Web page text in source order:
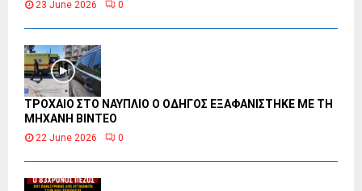
23 June 2026 0
ΤΡΟΧΑΙΟ ΣΤΟ ΝΑΥΠΛΙΟ Ο ΟΔΗΓΟΣ ΕΞΑΦΑΝΙΣΤΗΚΕ ΜΕ ΤΗ
ΜΗΧΑΝΗ ΒΙΝΤΕΟ
22 June 2026 0